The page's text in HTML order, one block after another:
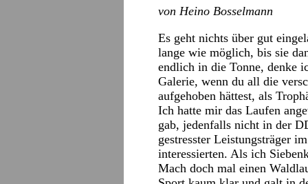
von Heino Bosselmann
Es geht nichts über gut
lange wie möglich, bis sie
endlich in die Tonne, denke
Galerie, wenn du all die
aufgehoben hättest, als
Ich hatte mir das Laufen
gab, jedenfalls nicht in der
gestresster Leistungsträger
interessierten. Als ich
Mach doch mal einen